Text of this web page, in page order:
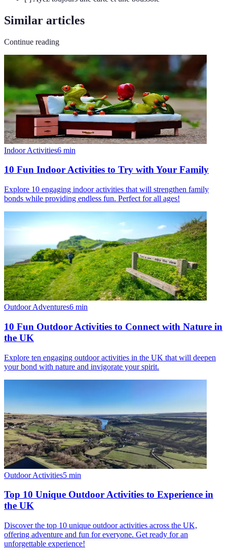
Similar articles
Continue reading
Indoor Activities6 min
10 Fun Indoor Activities to Try with Your Family
Explore 10 engaging indoor activities that will strengthen family
bonds while providing endless fun. Perfect for all ages!
Outdoor Adventures6 min
10 Fun Outdoor Activities to Connect with Nature in
the UK
Explore ten engaging outdoor activities in the UK that will deepen
your bond with nature and invigorate your spirit.
Outdoor Activities5 min
Top 10 Unique Outdoor Activities to Experience in
the UK
Discover the top 10 unique outdoor activities across the UK,
offering adventure and fun for everyone. Get ready for an
unforgettable experience!